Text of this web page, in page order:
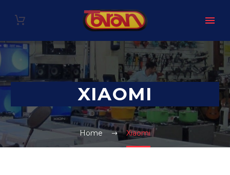
XIAOMI
Home Xiaomi